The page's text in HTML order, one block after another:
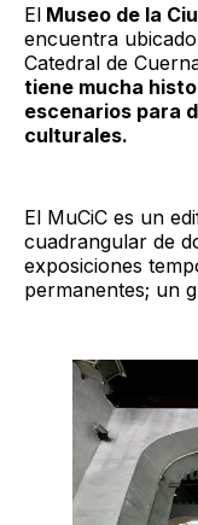
El Museo de la
encuentra
Catedral de
tiene mucha
escenarios para
culturales.
El MuCiC es un
cuadrangular de
exposiciones
permanentes; un